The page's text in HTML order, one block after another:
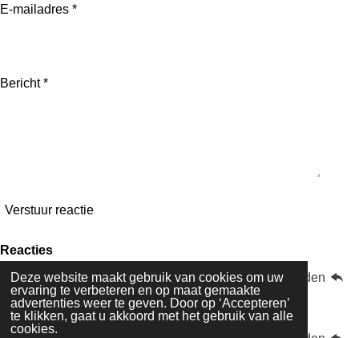
Deze website maakt gebruik van cookies om uw
ervaring te verbeteren en op maat gemaakte
advertenties weer te geven. Door op ‘Accepteren’
te klikken, gaat u akkoord met het gebruik van alle
cookies.
E-mailadres *
Bericht *
Verstuur reactie
Reacties
Wibo Nieuwdorp
8 jaar geleden
We gaan morgen voor jullie duimen. Veel succes